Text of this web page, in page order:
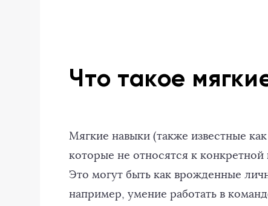
Что такое
Мягкие навыки (также известные
которые не относятся к
Это могут быть как врожденные
например, умение работать в